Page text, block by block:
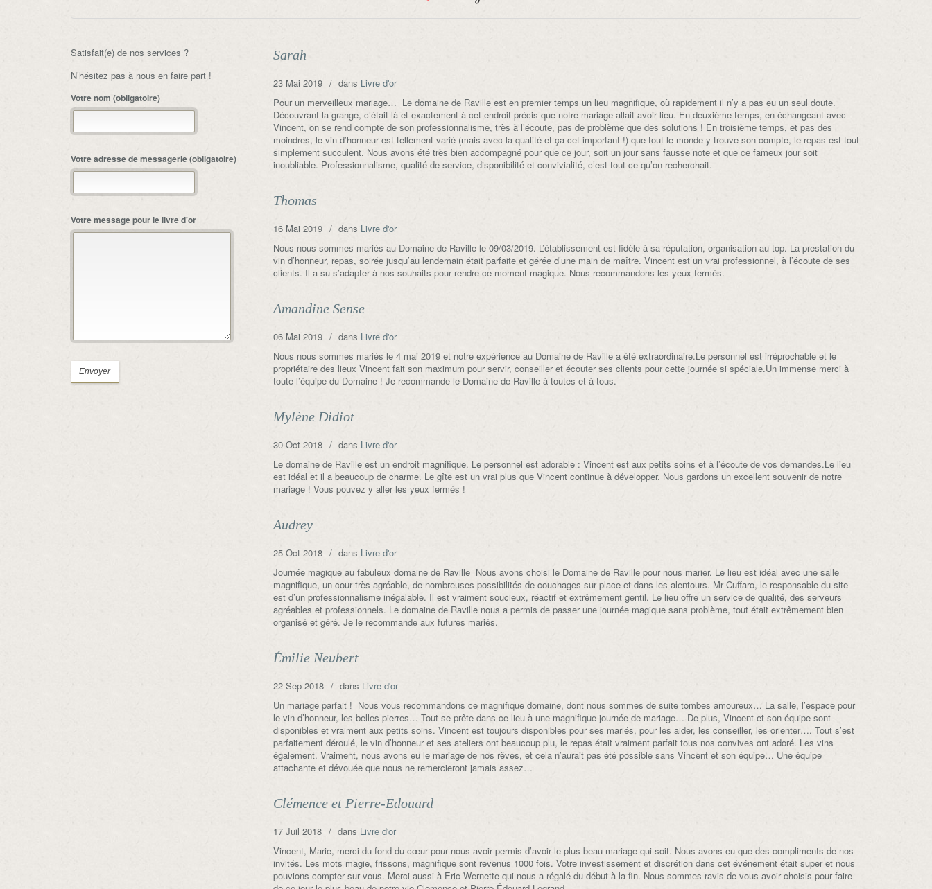
Satisfait(e) de nos services ?
N’hésitez pas à nous en faire part !
Votre nom (obligatoire)
Votre adresse de messagerie (obligatoire)
Votre message pour le livre d'or
Sarah
23 Mai 2019 dans Livre d'or
Pour un merveilleux mariage… Le domaine de Raville est en premier temps un lieu magnifique, où rapidement il n’y a pas eu un seul doute.
Découvrant la grange, c’était là et exactement à cet endroit précis que notre mariage allait avoir lieu. En deuxième temps, en échangeant avec
Vincent, on se rend compte de son professionnalisme, très à l’écoute, pas de problème que des solutions ! En troisième temps, et pas des
moindres, le vin d’honneur est tellement varié (mais avec la qualité et ça cet important !) que tout le monde y trouve son compte, le repas est tout
simplement succulent. Nous avons été très bien accompagné pour que ce jour, soit un jour sans fausse note et que ce fameux jour soit
inoubliable. Professionnalisme, qualité de service, disponibilité et convivialité, c’est tout ce qu’on recherchait.
Thomas
16 Mai 2019 dans Livre d'or
Nous nous sommes mariés au Domaine de Raville le 09/03/2019. L’établissement est fidèle à sa réputation, organisation au top. La prestation du
vin d’honneur, repas, soirée jusqu’au lendemain était parfaite et gérée d’une main de maître. Vincent est un vrai professionnel, à l’écoute de ses
clients. Il a su s’adapter à nos souhaits pour rendre ce moment magique. Nous recommandons les yeux fermés.
Amandine Sense
06 Mai 2019 dans Livre d'or
Nous nous sommes mariés le 4 mai 2019 et notre expérience au Domaine de Raville a été extraordinaire.Le personnel est irréprochable et le
propriétaire des lieux Vincent fait son maximum pour servir, conseiller et écouter ses clients pour cette journée si spéciale.Un immense merci à
toute l’équipe du Domaine ! Je recommande le Domaine de Raville à toutes et à tous.
Mylène Didiot
30 Oct 2018 dans Livre d'or
Le domaine de Raville est un endroit magnifique. Le personnel est adorable : Vincent est aux petits soins et à l’écoute de vos demandes.Le lieu
est idéal et il a beaucoup de charme. Le gîte est un vrai plus que Vincent continue à développer. Nous gardons un excellent souvenir de notre
mariage ! Vous pouvez y aller les yeux fermés !
Audrey
25 Oct 2018 dans Livre d'or
Journée magique au fabuleux domaine de Raville Nous avons choisi le Domaine de Raville pour nous marier. Le lieu est idéal avec une salle
magnifique, un cour très agréable, de nombreuses possibilités de couchages sur place et dans les alentours. Mr Cuffaro, le responsable du site
est d’un professionnalisme inégalable. Il est vraiment soucieux, réactif et extrêmement gentil. Le lieu offre un service de qualité, des serveurs
agréables et professionnels. Le domaine de Raville nous a permis de passer une journée magique sans problème, tout était extrêmement bien
organisé et géré. Je le recommande aux futures mariés.
Émilie Neubert
22 Sep 2018 dans Livre d'or
Un mariage parfait ! Nous vous recommandons ce magnifique domaine, dont nous sommes de suite tombes amoureux… La salle, l’espace pour
le vin d’honneur, les belles pierres… Tout se prête dans ce lieu à une magnifique journée de mariage… De plus, Vincent et son équipe sont
disponibles et vraiment aux petits soins. Vincent est toujours disponibles pour ses mariés, pour les aider, les conseiller, les orienter…. Tout s’est
parfaitement déroulé, le vin d’honneur et ses ateliers ont beaucoup plu, le repas était vraiment parfait tous nos convives ont adoré. Les vins
également. Vraiment, nous avons eu le mariage de nos rêves, et cela n’aurait pas été possible sans Vincent et son équipe… Une équipe
attachante et dévouée que nous ne remercieront jamais assez…
Clémence et Pierre-Edouard
17 Juil 2018 dans Livre d'or
Vincent, Marie, merci du fond du cœur pour nous avoir permis d’avoir le plus beau mariage qui soit. Nous avons eu que des compliments de nos
invités. Les mots magie, frissons, magnifique sont revenus 1000 fois. Votre investissement et discrétion dans cet événement était super et nous
pouvions compter sur vous. Merci aussi à Eric Wernette qui nous a régalé du début à la fin. Nous sommes ravis de vous avoir choisis pour faire